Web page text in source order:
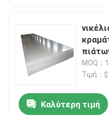
MOQ：
Τιμή：
Καλύτερη τιμή